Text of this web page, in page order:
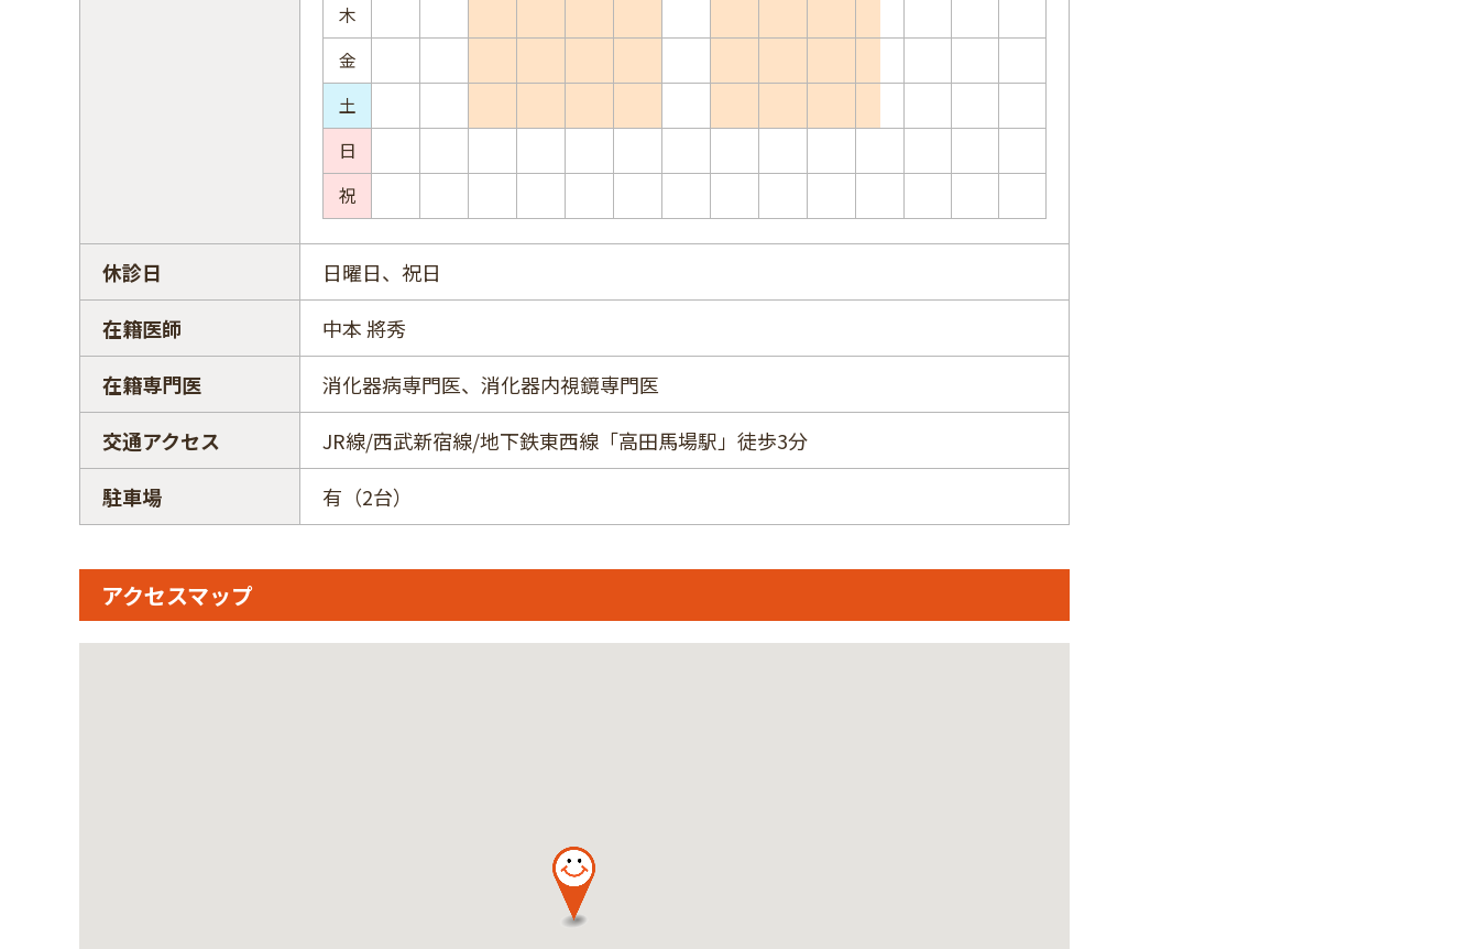
木
金
土
日
祝
休診日
日曜日、祝日
在籍医師
中本 將秀
在籍専門医
消化器病専門医、消化器内視鏡専門医
交通アクセス
JR線/西武新宿線/地下鉄東西線「高田馬場駅」徒歩3分
駐車場
有（2台）
アクセスマップ